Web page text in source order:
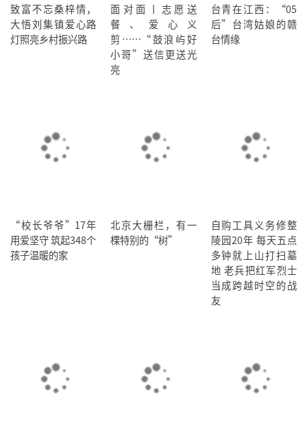
致富不忘桑梓情，
大悟刘集镇爱心路
灯照亮乡村振兴路
面对面丨志愿送
餐、爱心义
剪……“鼓浪屿好
小哥”送信更送光
亮
台青在江西：“05
后”台湾姑娘的赣
台情缘
“校长爷爷”17年
用爱坚守 筑起348个
孩子温暖的家
北京大栅栏，有一
棵特别的“树”
自购工具义务修整
陵园20年 每天五点
多钟就上山打扫墓
地 老兵把红军烈士
当成跨越时空的战
友